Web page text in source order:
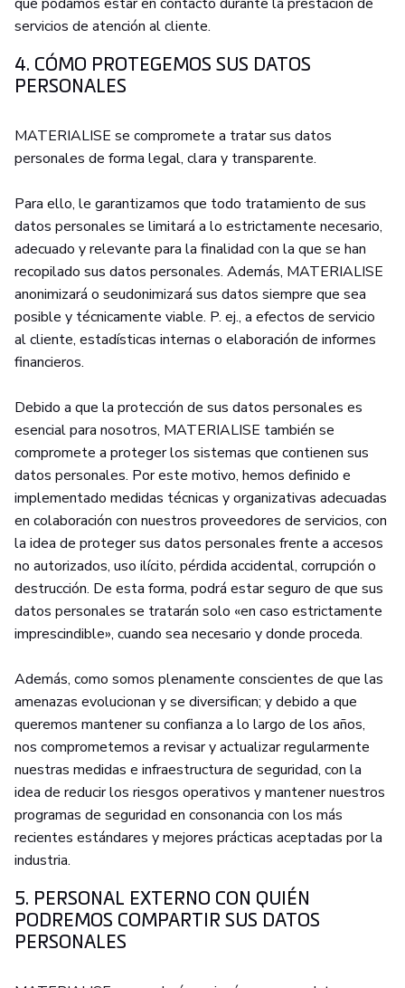
servicios de atención al cliente.
4. CÓMO PROTEGEMOS SUS DATOS
PERSONALES
MATERIALISE se compromete a tratar sus datos
personales de forma legal, clara y transparente.
Para ello, le garantizamos que todo tratamiento de sus
datos personales se limitará a lo estrictamente necesario,
adecuado y relevante para la finalidad con la que se han
recopilado sus datos personales. Además, MATERIALISE
anonimizará o seudonimizará sus datos siempre que sea
posible y técnicamente viable. P. ej., a efectos de servicio
al cliente, estadísticas internas o elaboración de informes
financieros.
Debido a que la protección de sus datos personales es
esencial para nosotros, MATERIALISE también se
compromete a proteger los sistemas que contienen sus
datos personales. Por este motivo, hemos definido e
implementado medidas técnicas y organizativas adecuadas
en colaboración con nuestros proveedores de servicios, con
la idea de proteger sus datos personales frente a accesos
no autorizados, uso ilícito, pérdida accidental, corrupción o
destrucción. De esta forma, podrá estar seguro de que sus
datos personales se tratarán solo «en caso estrictamente
imprescindible», cuando sea necesario y donde proceda.
Además, como somos plenamente conscientes de que las
amenazas evolucionan y se diversifican; y debido a que
queremos mantener su confianza a lo largo de los años,
nos comprometemos a revisar y actualizar regularmente
nuestras medidas e infraestructura de seguridad, con la
idea de reducir los riesgos operativos y mantener nuestros
programas de seguridad en consonancia con los más
recientes estándares y mejores prácticas aceptadas por la
industria.
5. PERSONAL EXTERNO CON QUIÉN
PODREMOS COMPARTIR SUS DATOS
PERSONALES